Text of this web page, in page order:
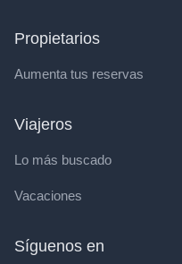
Propietarios
Aumenta tus reservas
Viajeros
Lo más buscado
Vacaciones
Síguenos en